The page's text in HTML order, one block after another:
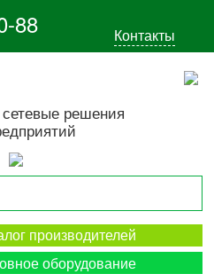
88 Контакты
решения
производителей
оборудование